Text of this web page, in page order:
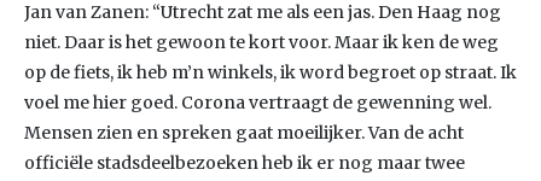
Jan van Zanen: “Utrecht zat me als een jas. Den Haag nog
niet. Daar is het gewoon te kort voor. Maar ik ken de weg
op de fiets, ik heb m’n winkels, ik word begroet op straat. Ik
voel me hier goed. Corona vertraagt de gewenning wel.
Mensen zien en spreken gaat moeilijker. Van de acht
officiële stadsdeelbezoeken heb ik er nog maar twee